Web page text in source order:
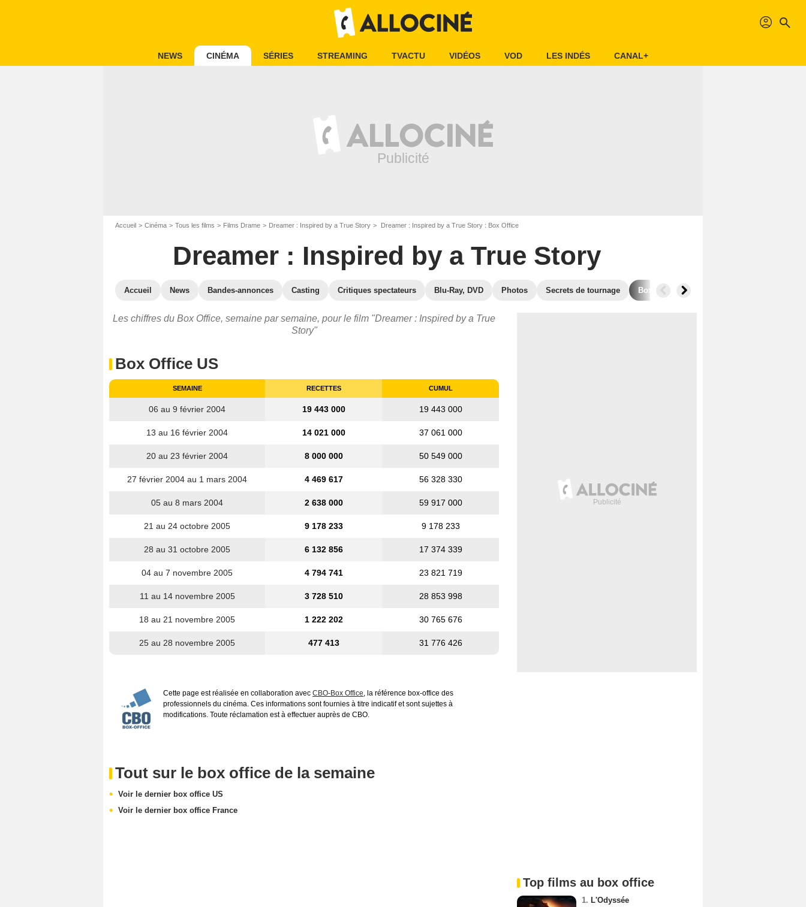
profil search
NEWS CINÉMA SÉRIES STREAMING TVACTU VIDÉOS VOD LES INDÉS CANAL+
Accueil Cinéma Tous les films Films Drame Dreamer : Inspired by a True Story Dreamer : Inspired by a True Story : Box Office
Dreamer : Inspired by a True Story
Accueil News Bandes-annonces Casting Critiques spectateurs Blu-Ray, DVD Photos Secrets de tournage Box Office
Les chiffres du Box Office, semaine par semaine, pour le film "Dreamer : Inspired by a True
Story"
Box Office US
SEMAINE RECETTES CUMUL
06 au 9 février 2004 19 443 000 19 443 000
13 au 16 février 2004 14 021 000 37 061 000
20 au 23 février 2004 8 000 000 50 549 000
27 février 2004 au 1 mars 2004 4 469 617 56 328 330
05 au 8 mars 2004 2 638 000 59 917 000
21 au 24 octobre 2005 9 178 233 9 178 233
28 au 31 octobre 2005 6 132 856 17 374 339
04 au 7 novembre 2005 4 794 741 23 821 719
11 au 14 novembre 2005 3 728 510 28 853 998
18 au 21 novembre 2005 1 222 202 30 765 676
25 au 28 novembre 2005 477 413 31 776 426
Cette page est réalisée en collaboration avec CBO-Box Office, la référence box-office des
professionnels du cinéma. Ces informations sont fournies à titre indicatif et sont sujettes à
modifications. Toute réclamation est à effectuer auprès de CBO.
Tout sur le box office de la semaine
Voir le dernier box office US
Voir le dernier box office France
Top films au box office
1. L'Odyssée